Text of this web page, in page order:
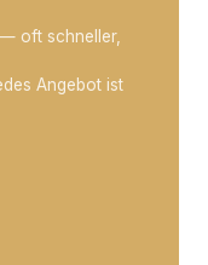
— oft schneller,
Angebot ist